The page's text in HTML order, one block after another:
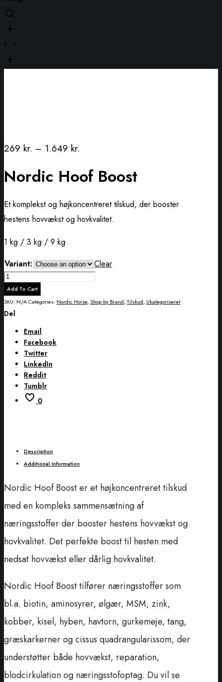
269 kr. – 1.649 kr.
Nordic Hoof Boost
Et komplekst og højkoncentreret tilskud, der booster
hestens hovvækst og hovkvalitet.
1 kg / 3 kg / 9 kg
Variant:
Clear
Nordic
Hoof
Boost
quantity
Add To Cart
SKU: N/ACategories: Nordic Horse,Shop by Brand,Tilskud, Ukategoriseret
Del
Email
Facebook
Twitter
LinkedIn
Reddit
Tumblr
0
Description
Additional Information
Nordic Hoof Boost er et højkoncentreret tilskud
med en kompleks sammensætning af
næringsstoffer der booster hestens hovvækst og
hovkvalitet. Det perfekte boost til hesten med
nedsat hovvækst eller dårlig hovkvalitet.
Nordic Hoof Boost tilfører næringsstoffer som
bl.a. biotin, aminosyrer, ølgær, MSM, zink,
kobber, kisel, hyben, havtorn, gurkemeje, tang,
græskarkerner og cissus quadrangularissom, der
understøtter både hovvækst, reparation,
blodcirkulation og næringsstofoptag. Du vil se